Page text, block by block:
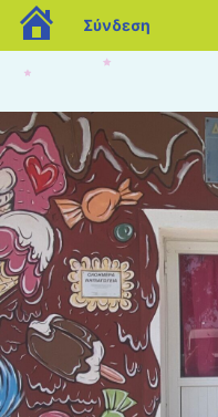
blogs.sch.gr
Σύνδεση